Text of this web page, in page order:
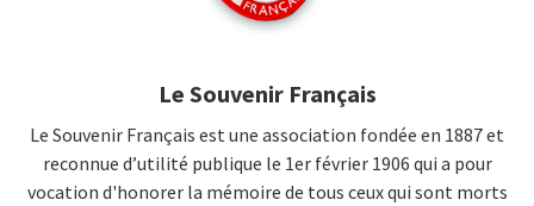
Le Souvenir Français
Le Souvenir Français est une association fondée en 1887 et
reconnue d’utilité publique le 1er février 1906 qui a pour
vocation d'honorer la mémoire de tous ceux qui sont morts